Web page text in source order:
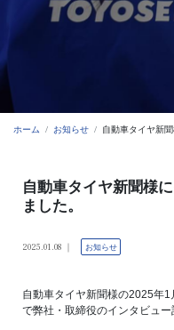
ホーム お知らせ 自動車タイヤ新
自動車タイヤ新聞様
ました。
2025.01.08 お知らせ
自動車タイヤ新聞様の2025年1
で弊社・取締役のインタビュー